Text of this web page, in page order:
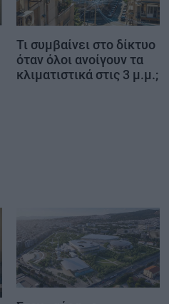
Τι συμβαίνει στο δίκτυο
όταν όλοι ανοίγουν τα
κλιματιστικά στις 3 μ.μ.;